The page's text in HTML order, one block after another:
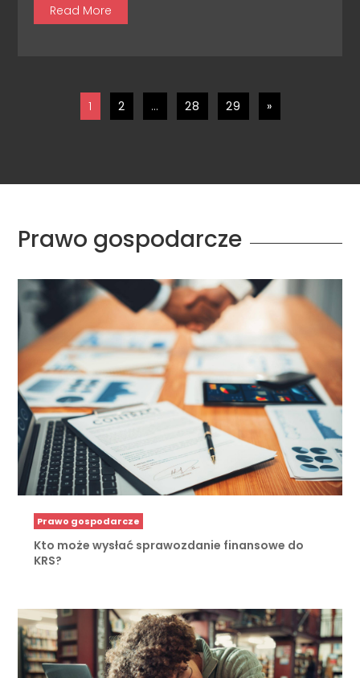
Read More
1 2 … 28 29 »
Prawo gospodarcze
Prawo gospodarcze
Kto może wysłać sprawozdanie finansowe do
KRS?